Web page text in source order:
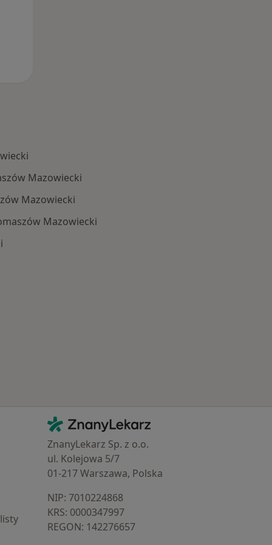
Mazowiecki
Mazowiecki
Mazowiecki
Kontakt
ZnanyLekarz - Strona główna
ZnanyLekarz Sp. z o.o.
ul. Kolejowa 5/7
01-217 Warszawa, Polska
NIP: ⁠7010224868
KRS: ⁠0000347997
REGON: ⁠142276657